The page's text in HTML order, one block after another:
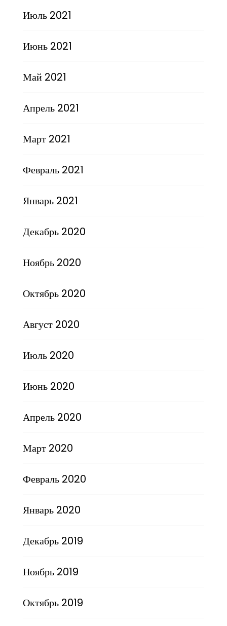
Июль 2021
Июнь 2021
Май 2021
Апрель 2021
Март 2021
Февраль 2021
Январь 2021
Декабрь 2020
Ноябрь 2020
Октябрь 2020
Август 2020
Июль 2020
Июнь 2020
Апрель 2020
Март 2020
Февраль 2020
Январь 2020
Декабрь 2019
Ноябрь 2019
Октябрь 2019